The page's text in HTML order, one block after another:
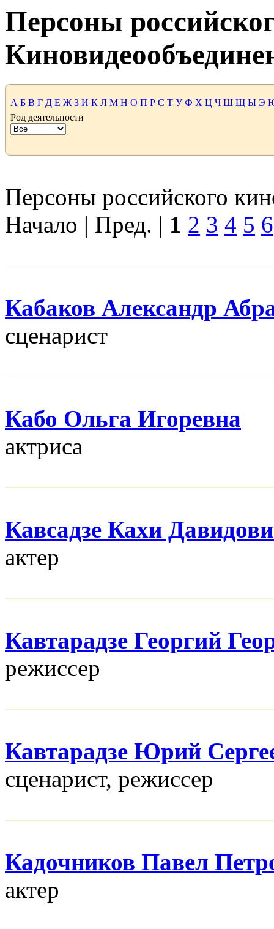
Персоны
А Б В Г Д Е Ж З И К Л М Н О П Р С Т У Ф Х Ц Ч Ш Щ Ы Э
Род деятельности
Персоны российского
Начало | Пред. | 1 2 3 4 5 6
Кабаков Александр
сценарист
Кабо Ольга Игоревна
актриса
Кавсадзе Кахи
актер
Кавтарадзе Георгий
режисcер
Кавтарадзе Юрий
сценарист, режисcер
Кадочников Павел
актер